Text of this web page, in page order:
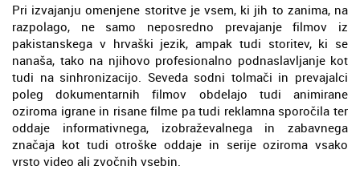
Pri izvajanju omenjene storitve je vsem, ki jih to zanima, na
razpolago, ne samo neposredno prevajanje filmov iz
pakistanskega v hrvaški jezik, ampak tudi storitev, ki se
nanaša, tako na njihovo profesionalno podnaslavljanje kot
tudi na sinhronizacijo. Seveda sodni tolmači in prevajalci
poleg dokumentarnih filmov obdelajo tudi animirane
oziroma igrane in risane filme pa tudi reklamna sporočila ter
oddaje informativnega, izobraževalnega in zabavnega
značaja kot tudi otroške oddaje in serije oziroma vsako
vrsto video ali zvočnih vsebin.